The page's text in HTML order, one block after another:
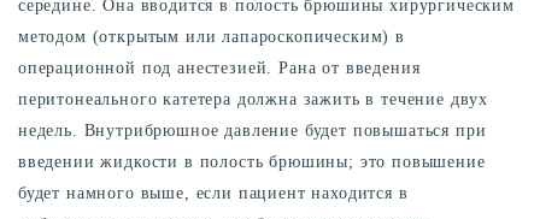
середине. Она вводится в полость брюшины хирургическим
методом (открытым или лапароскопическим) в
операционной под анестезией. Рана от введения
перитонеального катетера должна зажить в течение двух
недель. Внутрибрюшное давление будет повышаться при
введении жидкости в полость брюшины; это повышение
будет намного выше, если пациент находится в